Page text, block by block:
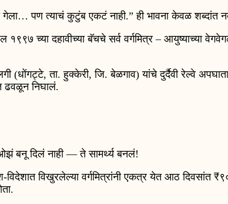
पण त्याचं कुटुंब एकटं नाही.” ही भावना केवळ शब्दांत
च्या दहावीच्या बॅचचे सर्व वर्गमित्र – आयुष्याच्या
(धोंगट्टे, ता. हुक्केरी, जि. बेळगाव) यांचे दुर्दैवी रेल्वे
ढवळून निघालं.
बनू दिलं नाही — ते सामर्थ्य बनलं!
विदेशात विखुरलेल्या वर्गमित्रांनी एकत्र येत आठ दिवसांत